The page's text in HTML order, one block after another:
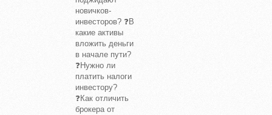
новичков-
инвесторов? ❓В
какие активы
вложить деньги
в начале пути?
❓Нужно ли
платить налоги
инвестору?
❓Как отличить
брокера от